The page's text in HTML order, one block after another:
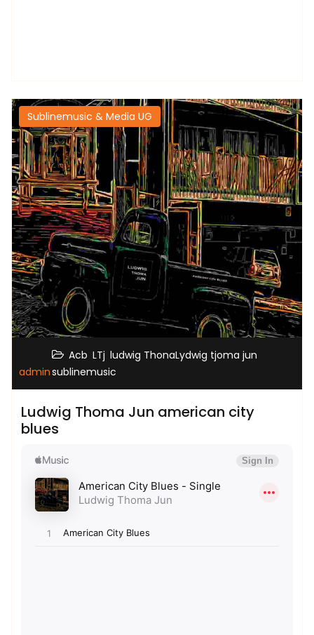
Sublinemusic & Media UG
admin
Acb LTj ludwig ThonaLydwig tjoma jun
sublinemusic
Ludwig Thoma Jun american city
blues